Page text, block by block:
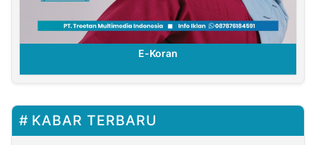
E-Koran
KABAR TERBARU